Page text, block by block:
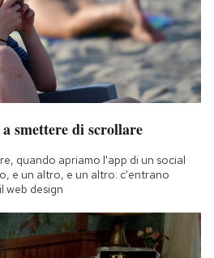
smettere di scrollare
quando apriamo l'app di un social
e un altro, e un altro: c'entrano
web design